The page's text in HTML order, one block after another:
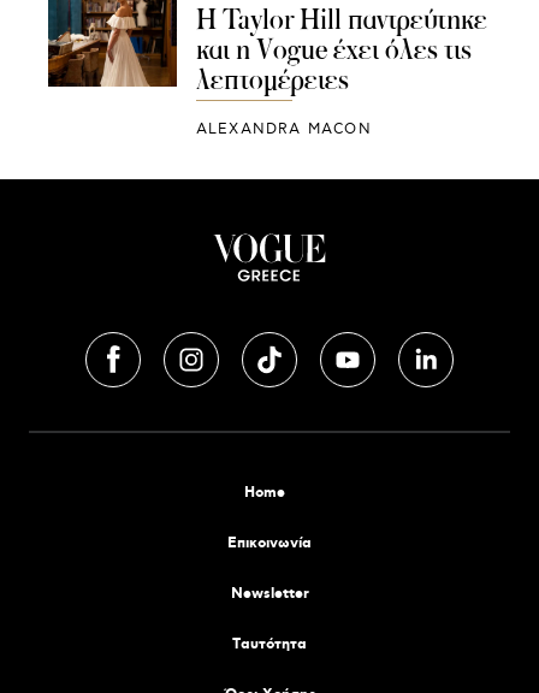
Η Taylor Hill παντρεύτηκε
και η Vogue έχει όλες τις
λεπτομέρειες
ALEXANDRA MACON
Home
Επικοινωνία
Newsletter
Tαυτότητα